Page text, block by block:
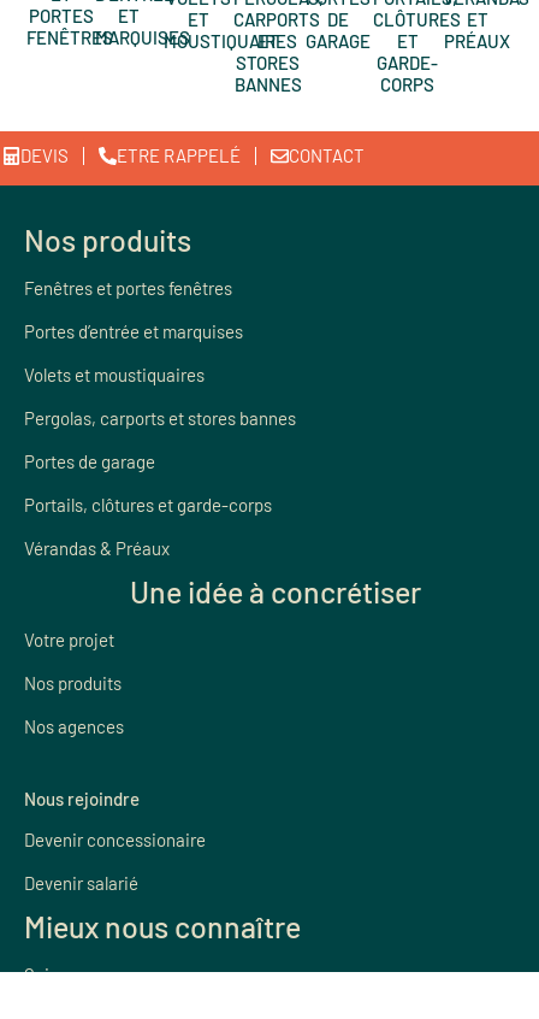
PORTES
FENÊTRES
ET
MARQUISES
ET
MOUSTIQUAIRES
CARPORTS
ET
STORES
BANNES
DE
GARAGE
CLÔTURES
ET
GARDE-
CORPS
ET
PRÉAUX
DEVIS ETRE RAPPELÉ CONTACT
Nos produits
Fenêtres et portes fenêtres
Portes d’entrée et marquises
Volets et moustiquaires
Pergolas, carports et stores bannes
Portes de garage
Portails, clôtures et garde-corps
Vérandas & Préaux
Une idée à concrétiser
Votre projet
Nos produits
Nos agences
Nous rejoindre
Devenir concessionaire
Devenir salarié
Mieux nous connaître
Qui sommes nous